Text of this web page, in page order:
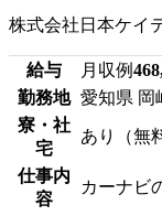
株式会社日本ケイ
給与 月収例
勤務地 愛知県 岡
寮・社
宅
あり（無
仕事内
容
カーナビ